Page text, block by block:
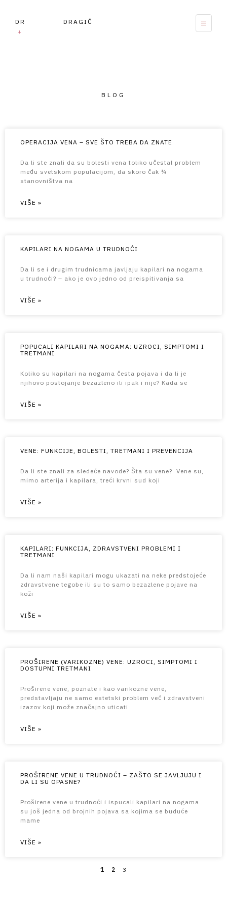
DR DRAGIĆ
+
BLOG
OPERACIJA VENA – SVE ŠTO TREBA DA ZNATE
Da li ste znali da su bolesti vena toliko učestal problem
među svetskom populacijom, da skoro čak ¼
stanovništva na
VIŠE »
KAPILARI NA NOGAMA U TRUDNOĆI
Da li se i drugim trudnicama javljaju kapilari na nogama
u trudnoći? – ako je ovo jedno od preispitivanja sa
VIŠE »
POPUCALI KAPILARI NA NOGAMA: UZROCI, SIMPTOMI I
TRETMANI
Koliko su kapilari na nogama česta pojava i da li je
njihovo postojanje bezazleno ili ipak i nije? Kada se
VIŠE »
VENE: FUNKCIJE, BOLESTI, TRETMANI I PREVENCIJA
Da li ste znali za sledeće navode? Šta su vene? Vene su,
mimo arterija i kapilara, treći krvni sud koji
VIŠE »
KAPILARI: FUNKCIJA, ZDRAVSTVENI PROBLEMI I
TRETMANI
Da li nam naši kapilari mogu ukazati na neke predstojeće
zdravstvene tegobe ili su to samo bezazlene pojave na
koži
VIŠE »
PROŠIRENE (VARIKOZNE) VENE: UZROCI, SIMPTOMI I
DOSTUPNI TRETMANI
Proširene vene, poznate i kao varikozne vene,
predstavljaju ne samo estetski problem već i zdravstveni
izazov koji može značajno uticati
VIŠE »
PROŠIRENE VENE U TRUDNOĆI – ZAŠTO SE JAVLJUJU I
DA LI SU OPASNE?
Proširene vene u trudnoći i ispucali kapilari na nogama
su još jedna od brojnih pojava sa kojima se buduće
mame
VIŠE »
1 2 3